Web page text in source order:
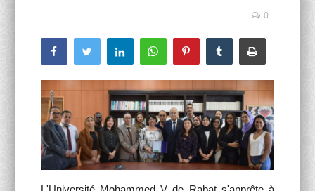
Café littéraire de Fès
Recherche Scientifique
Activités Para-Universitaires
Gallery
0